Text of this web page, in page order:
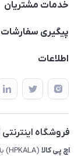
تهران - طبقه
خدمات مشتریان
قوانین و مقررات
ضمانت اصالت کالا
پیگیری سفارشات
رهگیری مرسولات
رهگیری مرسولات
رهگیری
اطلاعات
درباره ما
تماس با ما
فروشگاه اینترنتی
اچ‌ پی‌ کالا